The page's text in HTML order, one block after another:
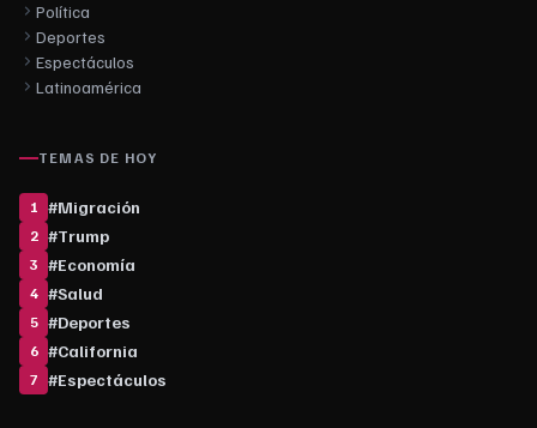
Política
Deportes
Espectáculos
Latinoamérica
TEMAS DE HOY
1 #Migración
2 #Trump
3 #Economía
4 #Salud
5 #Deportes
6 #California
7 #Espectáculos